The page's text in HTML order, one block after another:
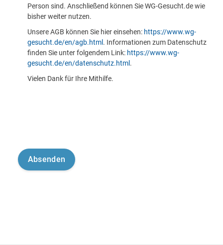
Person sind. Anschließend können Sie WG-Gesucht.de wie
bisher weiter nutzen.
Unsere AGB können Sie hier einsehen: https://www.wg-
gesucht.de/en/agb.html . Informationen zum Datenschutz
finden Sie unter folgendem Link: https://www.wg-
gesucht.de/en/datenschutz.html .
Vielen Dank für Ihre Mithilfe.